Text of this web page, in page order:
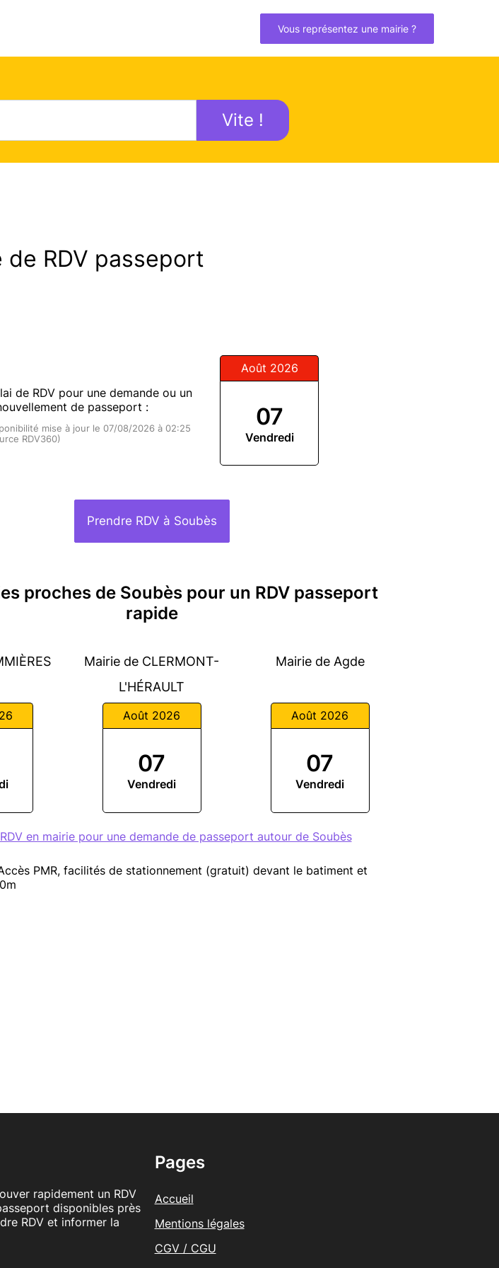
Vous représentez une mairie ?
Vite !
de RDV passeport
de RDV pour une demande ou un
de passeport :
mise à jour le 07/08/2026 à 02:25
RDV360)
Août 2026
07
Vendredi
Prendre RDV à Soubès
proches de Soubès pour un RDV passeport
rapide
Mairie de CLERMONT-
L'HÉRAULT
Août 2026
07
Vendredi
Mairie de Agde
Août 2026
07
Vendredi
en mairie pour une demande de passeport autour de Soubès
PMR, facilités de stationnement (gratuit) devant le batiment et
rapidement un RDV
disponibles près
RDV et informer la
Pages
Accueil
Mentions légales
CGV / CGU